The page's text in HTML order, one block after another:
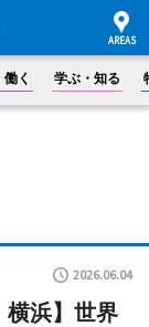
く 学ぶ・知る
2026.06.04
横浜】世界